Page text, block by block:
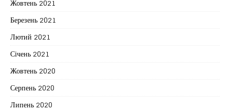
Жовтень 2021
Березень 2021
Лютий 2021
Січень 2021
Жовтень 2020
Серпень 2020
Липень 2020